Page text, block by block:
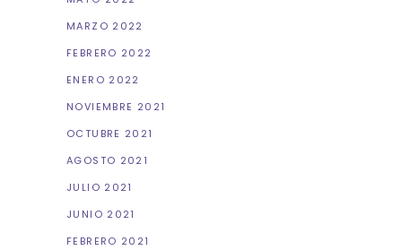
MARZO 2022
FEBRERO 2022
ENERO 2022
NOVIEMBRE 2021
OCTUBRE 2021
AGOSTO 2021
JULIO 2021
JUNIO 2021
FEBRERO 2021